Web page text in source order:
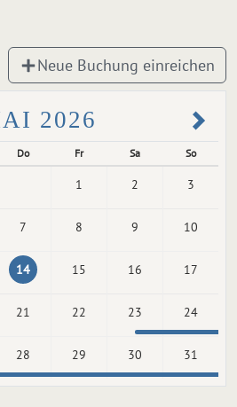
Neue Buchung einreichen
2026
Do Fr Sa So
1 2 3
7 8 9 10
14 15 16 17
21 22 23 24
28 29 30 31